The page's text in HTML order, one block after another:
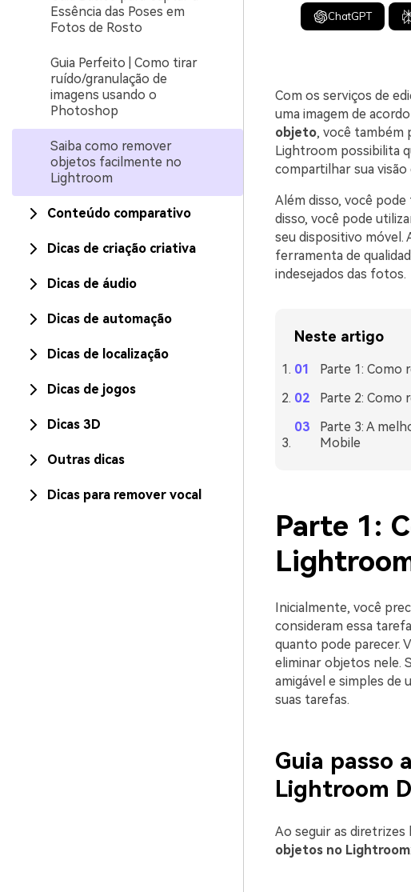
Essência das Poses em
Fotos de Rosto
Guia Perfeito | Como tirar
ruído/granulação de
imagens usando o
Photoshop
Saiba como remover
objetos facilmente no
Lightroom
Conteúdo comparativo
Dicas de criação criativa
Dicas de áudio
Dicas de automação
Dicas de localização
Dicas de jogos
Dicas 3D
Outras dicas
Dicas para remover vocal
ChatGPT
Com os serviços de
uma imagem de
objeto, você também
Lightroom possibilita
compartilhar sua visão
Além disso, você
disso, você pode
seu dispositivo móvel.
ferramenta de
indesejados das fotos.
Neste artigo
Parte 1:
Parte 2:
Parte 3: A
Mobile
Parte 1:
Inicialmente, você
consideram essa
quanto pode parecer.
eliminar objetos nele.
amigável e simples de
suas tarefas.
Guia passo
Lightroom
Ao seguir as diretrizes
objetos no Lightroom: